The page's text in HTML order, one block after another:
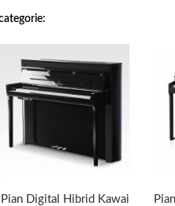
Pian Digital Hibrid Kawai